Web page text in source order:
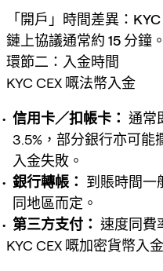
「開戶」時間差異：
鏈上協議通常約 15 分鐘。
環節二：入金時間
KYC CEX 嘅法幣入金
信用卡／扣帳卡： 通常
3.5%，部分銀行亦可能
入金失敗。
銀行轉帳： 到賬時間一
同地區而定。
第三方支付： 速度同費
KYC CEX 嘅加密貨幣入金